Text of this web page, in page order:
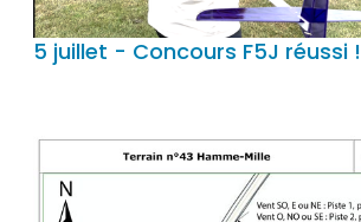
5 juillet - Concours F5J réussi !